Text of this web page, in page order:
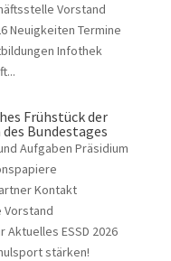
Vorstand
Neuigkeiten Termine
Infothek
Frühstück der
Bundestages
Aufgaben Präsidium
Kontakt
Vorstand
ESSD 2026
stärken!